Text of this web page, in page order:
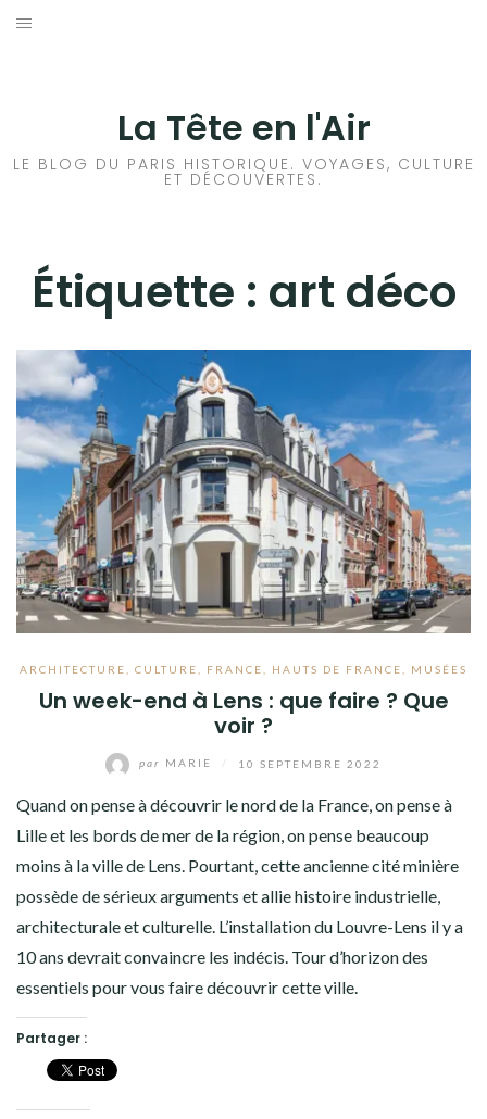
Aller
La Tête en l'Air
LE BLOG DU PARIS HISTORIQUE. VOYAGES, CULTURE
ET DÉCOUVERTES.
Étiquette : art déco
ARCHITECTURE CULTURE FRANCE HAUTS DE FRANCE MUSÉES
Un week-end à Lens : que faire ? Que
voir ?
par MARIE 10 SEPTEMBRE 2022
Quand on pense à découvrir le nord de la France, on pense à
Lille et les bords de mer de la région, on pense beaucoup
moins à la ville de Lens. Pourtant, cette ancienne cité minière
possède de sérieux arguments et allie histoire industrielle,
architecturale et culturelle. L’installation du Louvre-Lens il y a
10 ans devrait convaincre les indécis. Tour d’horizon des
essentiels pour vous faire découvrir cette ville.
Partager :
HISTOIRES EN ILE DE FRANCE
VOYAGES À L’ÉTRANGER